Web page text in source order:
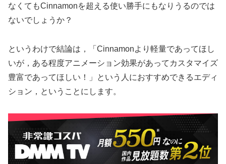
なくてもCinnamonを超える使い勝手にもなりうるのでは
ないでしょうか？
というわけで結論は，「Cinnamonより軽量であってほし
いが，ある程度アニメーション効果があってカスタマイズ
豊富であってほしい！」という人におすすめできるエディ
ション，ということにします。